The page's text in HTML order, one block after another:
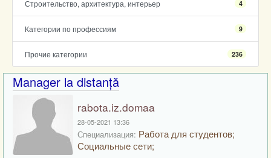
Строительство, архитектура, интерьер 4
Категории по профессиям 9
Прочие категории 236
Manager la distanță
rabota.iz.domaa
28-05-2021 13:36
Специализация: Работа для студентов;
Социальные сети;